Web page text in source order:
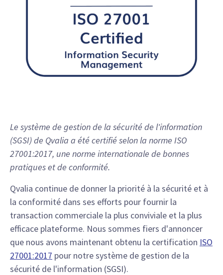
Le système de gestion de la sécurité de l'information
(SGSI) de Qvalia a été certifié selon la norme ISO
27001:2017, une norme internationale de bonnes
pratiques et de conformité.
Qvalia continue de donner la priorité à la sécurité et à
la conformité dans ses efforts pour fournir la
transaction commerciale la plus conviviale et la plus
efficace plateforme. Nous sommes fiers d'annoncer
que nous avons maintenant obtenu la certification ISO
27001:2017 pour notre système de gestion de la
sécurité de l'information (SGSI).